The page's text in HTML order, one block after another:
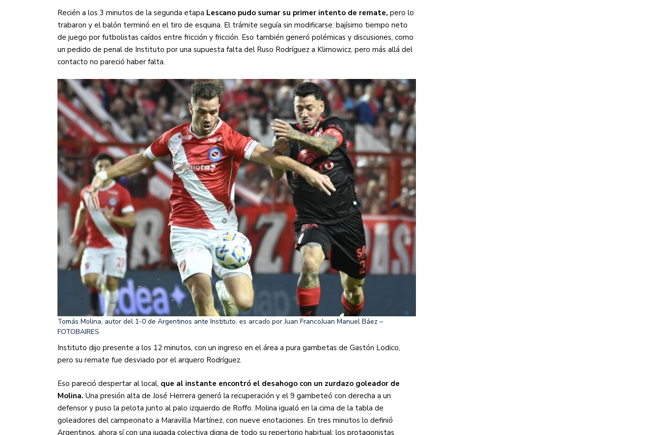
Recién a los 3 minutos de la segunda etapa Lescano pudo sumar su primer intento de remate, pero lo
trabaron y el balón terminó en el tiro de esquina. El trámite seguía sin modificarse: bajísimo tiempo neto
de juego por futbolistas caídos entre fricción y fricción. Eso también generó polémicas y discusiones, como
un pedido de penal de Instituto por una supuesta falta del Ruso Rodríguez a Klimowicz, pero más allá del
contacto no pareció haber falta.
Tomás Molina, autor del 1-0 de Argentinos ante Instituto, es arcado por Juan FrancoJuan Manuel Báez –
FOTOBAIRES
Instituto dijo presente a los 12 minutos, con un ingreso en el área a pura gambetas de Gastón Lodico,
pero su remate fue desviado por el arquero Rodríguez.
Eso pareció despertar al local, que al instante encontró el desahogo con un zurdazo goleador de
Molina. Una presión alta de José Herrera generó la recuperación y el 9 gambeteó con derecha a un
defensor y puso la pelota junto al palo izquierdo de Roffo. Molina igualó en la cima de la tabla de
goleadores del campeonato a Maravilla Martínez, con nueve enotaciones. En tres minutos lo definió
Argentinos, ahora sí con una jugada colectiva digna de todo su repertorio habitual: los protagonistas